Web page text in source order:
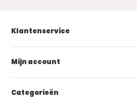
Klantenservice
Mijn account
Categorieën